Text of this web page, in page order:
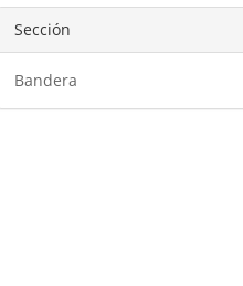
Sección
Bandera